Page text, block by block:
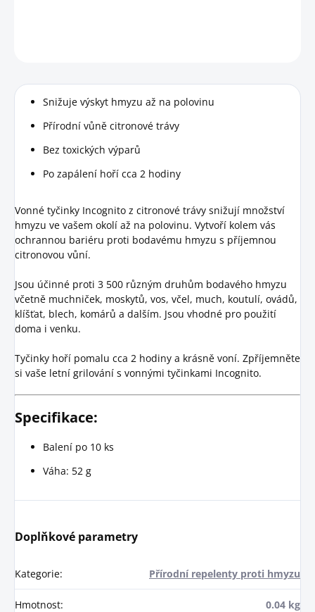
Snižuje výskyt hmyzu až na polovinu
Přírodní vůně citronové trávy
Bez toxických výparů
Po zapálení hoří cca 2 hodiny
Vonné tyčinky Incognito z citronové trávy snižují množství
hmyzu ve vašem okolí až na polovinu. Vytvoří kolem vás
ochrannou bariéru proti bodavému hmyzu s příjemnou
citronovou vůní.
Jsou účinné proti 3 500 různým druhům bodavého hmyzu
včetně muchniček, moskytů, vos, včel, much, koutulí, ovádů,
klíšťat, blech, komárů a dalším. Jsou vhodné pro použití
doma i venku.
Tyčinky hoří pomalu cca 2 hodiny a krásně voní. Zpříjemněte
si vaše letní grilování s vonnými tyčinkami Incognito.
Specifikace:
Balení po 10 ks
Váha: 52 g
Doplňkové parametry
Kategorie: Přírodní repelenty proti hmyzu
Hmotnost: 0.04 kg